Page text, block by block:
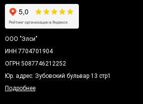
ООО "Элси"
ИНН 7704701904
ОГРН 5087746212252
Юр. адрес: Зубовский бульвар 13 стр1
Подробнее